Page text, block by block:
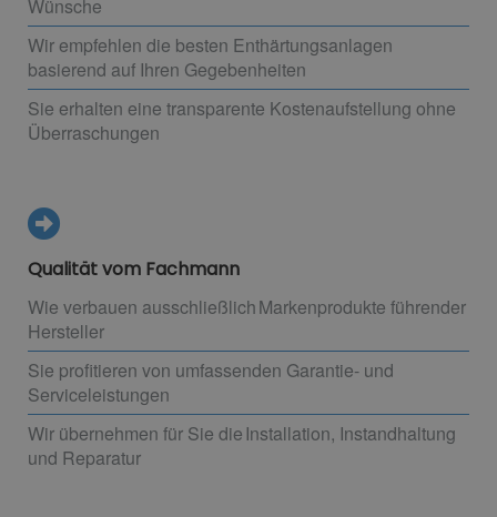
Wünsche
Wir empfehlen die besten Enthärtungsanlagen
basierend auf Ihren Gegebenheiten
Sie erhalten eine transparente Kostenaufstellung ohne
Überraschungen
Qualität vom Fachmann
Wie verbauen ausschließlich Markenprodukte führender
Hersteller
Sie profitieren von umfassenden Garantie- und
Serviceleistungen
Wir übernehmen für Sie die Installation, Instandhaltung
und Reparatur